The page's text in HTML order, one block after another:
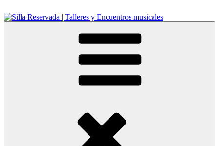
al
contenido
Silla Reservada | Talleres y Encuentros musicales
Cursos y encuentros musicales